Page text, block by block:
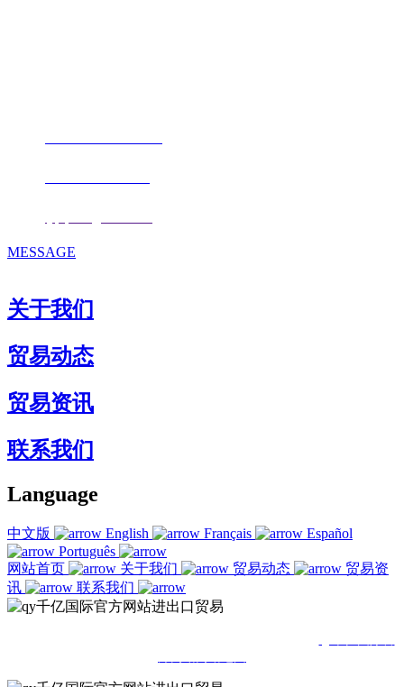
MESSAGE
关于我们
贸易动态
贸易资讯
联系我们
Language
中文版 English Français
Español
Português
网站首页
关于我们 贸易动态
贸易资
讯
联系我们